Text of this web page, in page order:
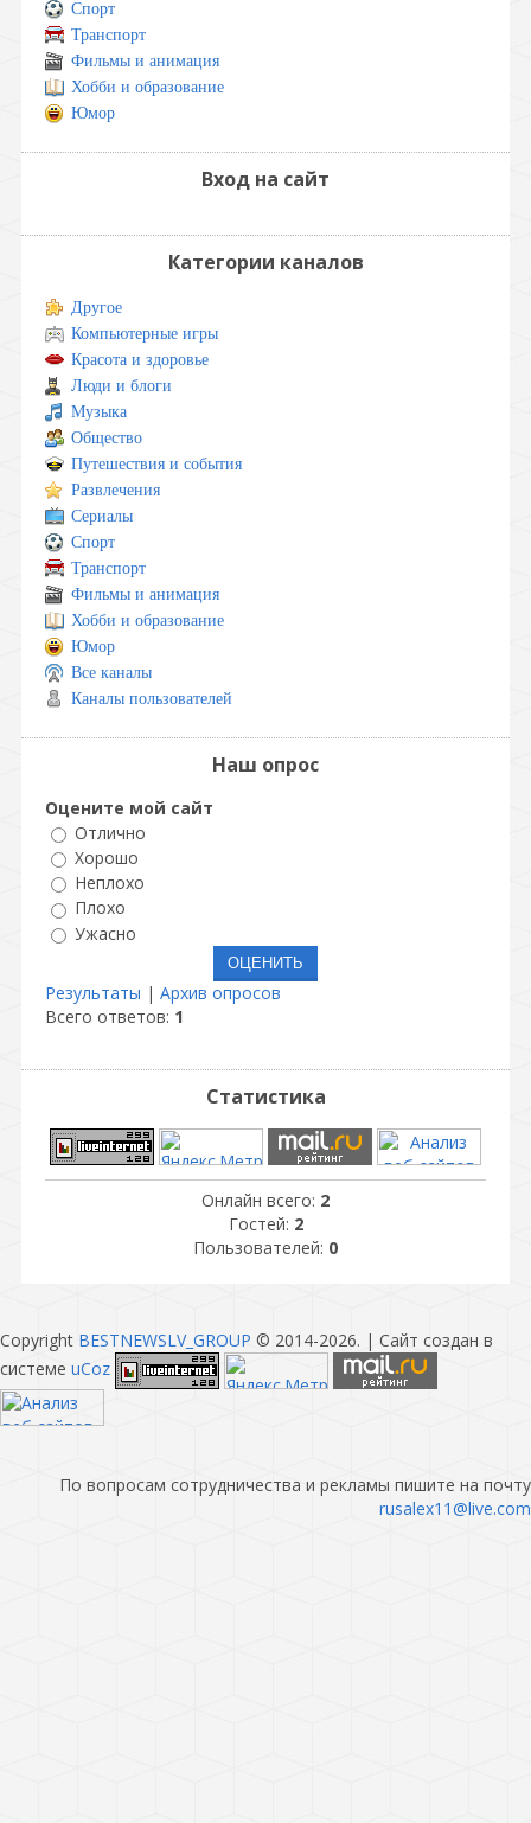
Спорт
Транспорт
Фильмы и анимация
Хобби и образование
Юмор
Вход на сайт
Категории каналов
Другое
Компьютерные игры
Красота и здоровье
Люди и блоги
Музыка
Общество
Путешествия и события
Развлечения
Сериалы
Спорт
Транспорт
Фильмы и анимация
Хобби и образование
Юмор
Все каналы
Каналы пользователей
Наш опрос
Оцените мой сайт
Отлично
Хорошо
Неплохо
Плохо
Ужасно
Результаты | Архив опросов
Всего ответов: 1
Статистика
Онлайн всего: 2
Гостей: 2
Пользователей: 0
Copyright BESTNEWSLV_GROUP © 2014-2026. | Сайт создан в
системе uCoz
По вопросам сотрудничества и рекламы пишите на почту
rusalex11@live.com